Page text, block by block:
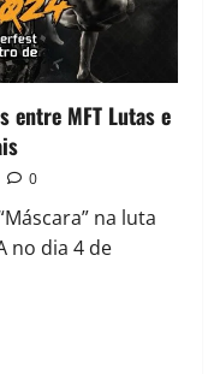
entre MFT Lutas e
0
na luta
no dia 4 de